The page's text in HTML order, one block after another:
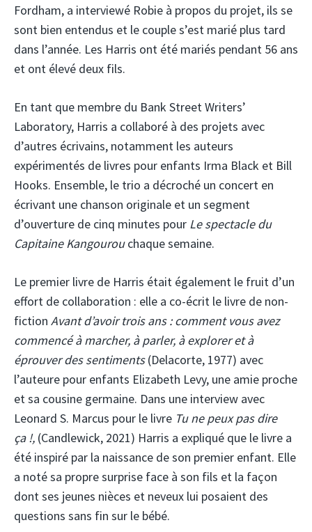
Fordham, a interviewé Robie à propos du projet, ils se
sont bien entendus et le couple s’est marié plus tard
dans l’année. Les Harris ont été mariés pendant 56 ans
et ont élevé deux fils.
En tant que membre du Bank Street Writers’
Laboratory, Harris a collaboré à des projets avec
d’autres écrivains, notamment les auteurs
expérimentés de livres pour enfants Irma Black et Bill
Hooks. Ensemble, le trio a décroché un concert en
écrivant une chanson originale et un segment
d’ouverture de cinq minutes pour Le spectacle du
Capitaine Kangourouchaque semaine.
Le premier livre de Harris était également le fruit d’un
effort de collaboration : elle a co-écrit le livre de non-
fiction Avant d’avoir trois ans : comment vous avez
commencé à marcher, à parler, à explorer et à
éprouver des sentiments(Delacorte, 1977) avec
l’auteure pour enfants Elizabeth Levy, une amie proche
et sa cousine germaine. Dans une interview avec
Leonard S. Marcus pour le livre Tu ne peux pas dire
ça !, (Candlewick, 2021) Harris a expliqué que le livre a
été inspiré par la naissance de son premier enfant. Elle
a noté sa propre surprise face à son fils et la façon
dont ses jeunes nièces et neveux lui posaient des
questions sans fin sur le bébé.